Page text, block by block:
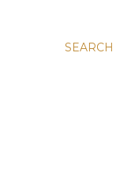
SEARCH